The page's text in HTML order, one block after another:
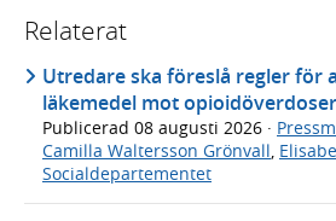
Relaterat
Utredare ska föreslå regler för
läkemedel mot opioidöverdoser
Publicerad 08 augusti 2026 ·
Camilla Waltersson Grönvall
Socialdepartementet